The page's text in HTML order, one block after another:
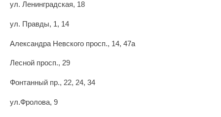
(договоры,
допсоглашения):
8
(8142)
82-86
info@rotko10.ru
;
ул. Ленинградская, 18
ул. Правды, 1, 14
Александра Невского просп., 14, 47а
Лесной просп., 29
Фонтанный пр., 22, 24, 34
ул.Фролова, 9